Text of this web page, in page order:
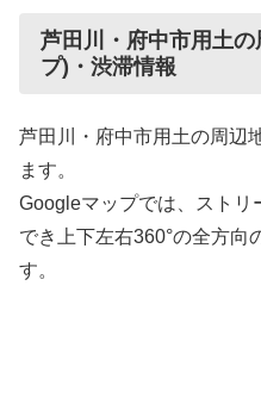
芦田川・府中市用土
プ)・渋滞情報
芦田川・府中市用土の周辺
ます。
Googleマップでは、スト
でき上下左右360°の全方向
す。